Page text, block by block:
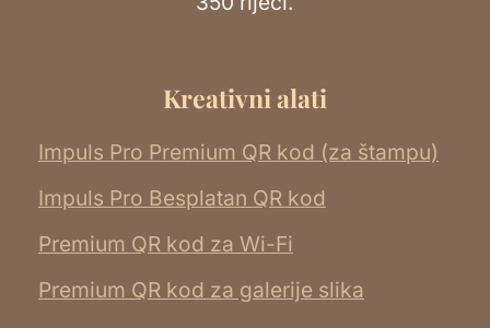
Kreativni alati
Impuls Pro Premium QR kod (za štampu)
Impuls Pro Besplatan QR kod
Premium QR kod za Wi-Fi
Premium QR kod za galerije slika